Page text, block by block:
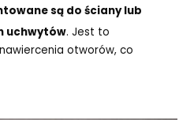
są do ściany lub
uchwytów. Jest to
otworów, co